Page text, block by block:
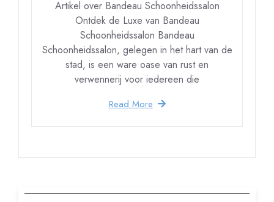
Artikel over Bandeau Schoonheidssalon
Ontdek de Luxe van Bandeau
Schoonheidssalon Bandeau
Schoonheidssalon, gelegen in het hart van de
stad, is een ware oase van rust en
verwennerij voor iedereen die
Read More